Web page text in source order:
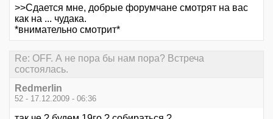
>>Сдается мне, добрые форумчане смотрят на вас
как на ... чудака.
*внимательно смотрит*
Re: OFF. А не пора бы нам пора? Встреча
состоялась.
Redmerlin
52 - 17.12.2009 - 06:36